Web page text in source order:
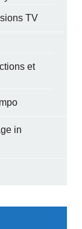
TV
et
in